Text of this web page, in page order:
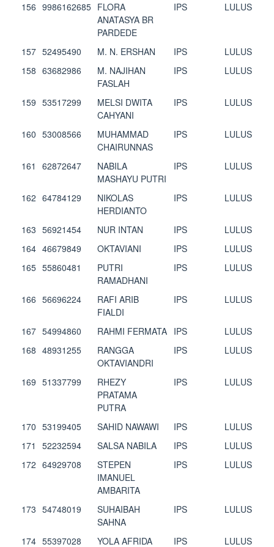
156 9986162685 FLORA
ANATASYA BR
PARDEDE
IPS LULUS
157 52495490 M. N. ERSHAN IPS
LULUS
158 63682986
M. NAJIHAN
FASLAH
IPS LULUS
159 53517299
MELSI DWITA
CAHYANI
IPS LULUS
160 53008566
MUHAMMAD
CHAIRUNNAS
IPS LULUS
161 62872647
NABILA
MASHAYU PUTRI
IPS LULUS
162 64784129
NIKOLAS
HERDIANTO
IPS LULUS
163 56921454 NUR INTAN IPS
LULUS
164 46679849 OKTAVIANI IPS
LULUS
165 55860481
PUTRI
RAMADHANI
IPS LULUS
166 56696224
RAFI ARIB
FIALDI
IPS LULUS
167 54994860 RAHMI FERMATA IPS
LULUS
168 48931255
RANGGA
OKTAVIANDRI
IPS LULUS
169 51337799
RHEZY
PRATAMA
PUTRA
IPS LULUS
170 53199405 SAHID NAWAWI IPS
LULUS
171
52232594 SALSA NABILA IPS
LULUS
172 64929708
STEPEN
IMANUEL
AMBARITA
IPS LULUS
173 54748019
SUHAIBAH
SAHNA
IPS LULUS
174 55397028
YOLA AFRIDA
IPS LULUS